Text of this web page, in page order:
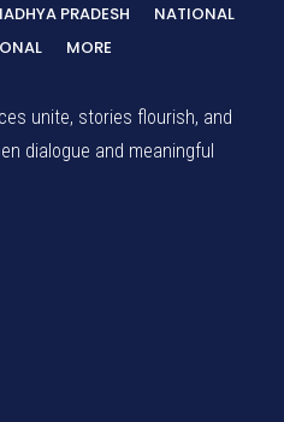
PRADESH
NATIONAL
MORE
unite, stories flourish, and
dialogue and meaningful